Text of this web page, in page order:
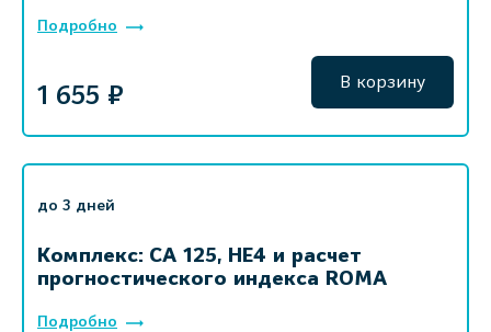
Подробно
1 655 ₽ В корзину
до 3 дней
Комплекс: СА 125, НЕ4 и расчет
прогностического индекса ROMA
Подробно